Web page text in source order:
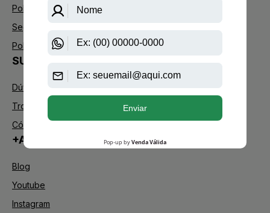
Política de Privacidade
Segurança
Política de Troca
SUPORTE
Dúvidas Frequentes
Trocas e Devoluções
Código de defesa do consumidor
+AAZ PERFUMES
Blog
Youtube
Instagram